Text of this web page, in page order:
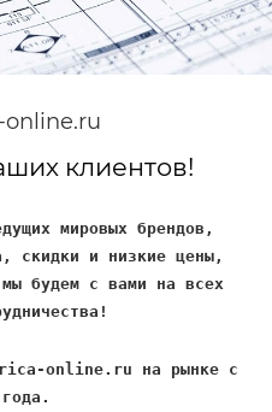
клиентов!
мировых брендов,
скидки и низкие цены,
мы будем с вами на всех
online.ru на рынке с